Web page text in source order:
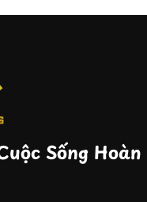
Sống Hoàn